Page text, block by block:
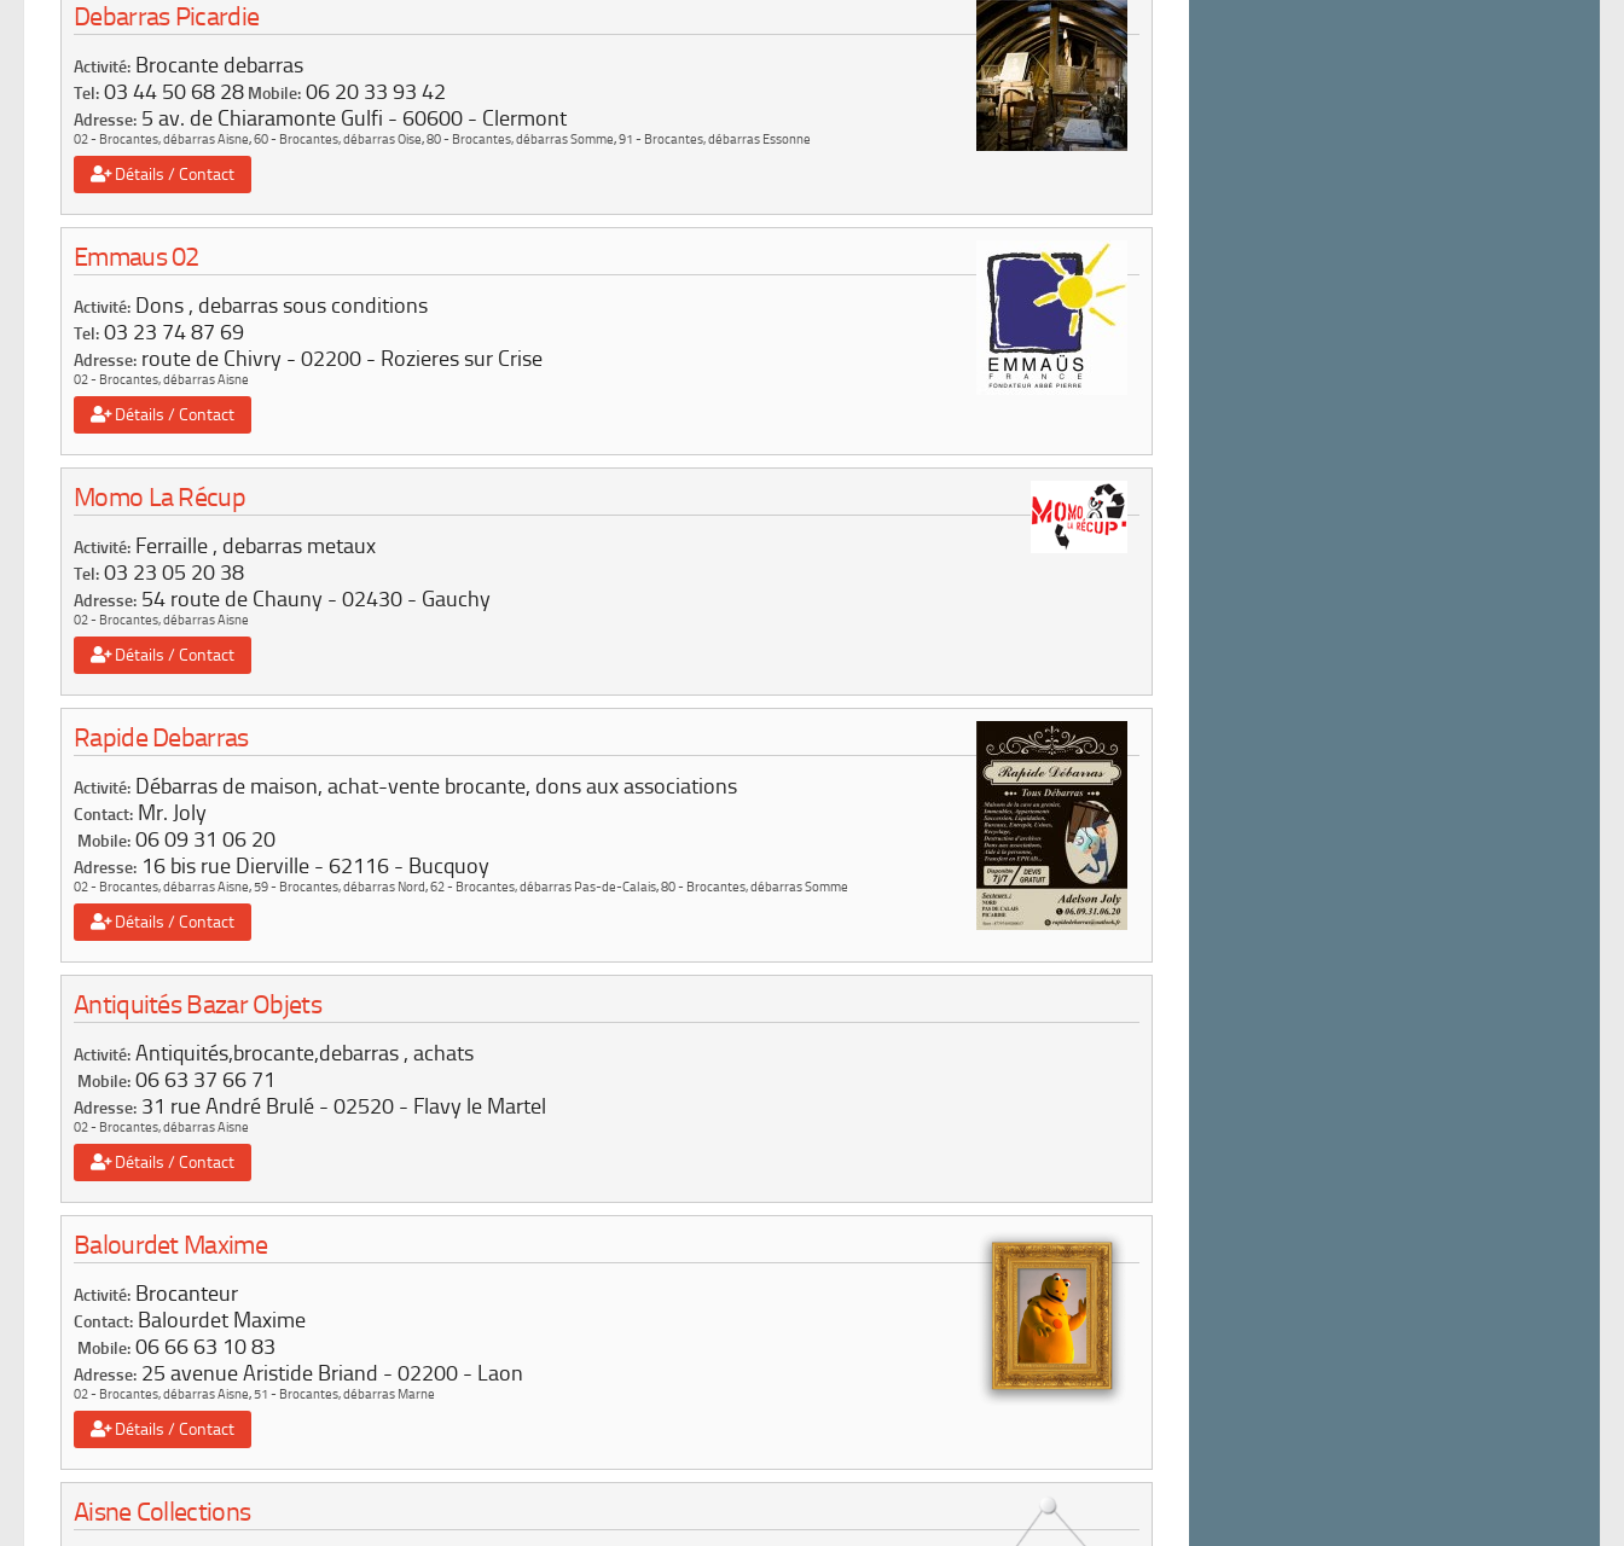
Debarras Picardie
Activité: Brocante debarras
Tel: 03 44 50 68 28 Mobile: 06 20 33 93 42
Adresse: 5 av. de Chiaramonte Gulfi 60600 Clermont
02 - Brocantes, débarras Aisne,60 - Brocantes, débarras Oise,80 - Brocantes, débarras Somme,91 - Brocantes, débarras Essonne
Détails / Contact
Emmaus 02
Activité: Dons , debarras sous conditions
Tel: 03 23 74 87 69
Adresse: route de Chivry 02200 Rozieres sur Crise
02 - Brocantes, débarras Aisne
Détails / Contact
Momo La Récup
Activité: Ferraille , debarras metaux
Tel: 03 23 05 20 38
Adresse: 54 route de Chauny 02430 Gauchy
02 - Brocantes, débarras Aisne
Détails / Contact
Rapide Debarras
Activité: Débarras de maison, achat-vente brocante, dons aux associations
Contact: Mr. Joly
Mobile: 06 09 31 06 20
Adresse: 16 bis rue Dierville 62116 Bucquoy
02 - Brocantes, débarras Aisne,59 - Brocantes, débarras Nord,62 - Brocantes, débarras Pas-de-Calais,80 - Brocantes, débarras Somme
Détails / Contact
Antiquités Bazar Objets
Activité: Antiquités,brocante,debarras , achats
Mobile: 06 63 37 66 71
Adresse: 31 rue André Brulé 02520 Flavy le Martel
02 - Brocantes, débarras Aisne
Détails / Contact
Balourdet Maxime
Activité: Brocanteur
Contact: Balourdet Maxime
Mobile: 06 66 63 10 83
Adresse: 25 avenue Aristide Briand 02200 Laon
02 - Brocantes, débarras Aisne,51 - Brocantes, débarras Marne
Détails / Contact
Aisne Collections